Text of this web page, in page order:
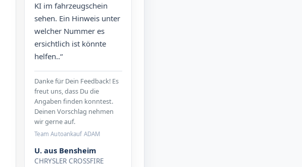
KI im fahrzeugschein
sehen. Ein Hinweis unter
welcher Nummer es
ersichtlich ist könnte
helfen..“
Danke für Dein Feedback! Es
freut uns, dass Du die
Angaben finden konntest.
Deinen Vorschlag nehmen
wir gerne auf.
Team Autoankauf ADAM
U. aus Bensheim
CHRYSLER CROSSFIRE